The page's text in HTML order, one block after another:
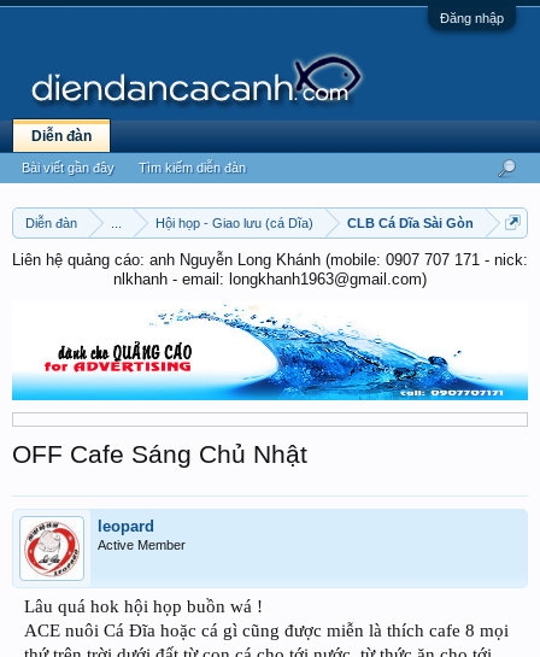
Đăng nhập
Diễn đàn Hội họp - Giao lưu (cá Dĩa) CLB Cá Dĩa Sài Gòn
Liên hệ quảng cáo: anh Nguyễn Long Khánh (mobile: 0907 707 171 - nick:
nlkhanh - email: longkhanh1963@gmail.com)
OFF Cafe Sáng Chủ Nhật
leopard
Active Member
Lâu quá hok hội họp buồn wá !
ACE nuôi Cá Đĩa hoặc cá gì cũng được miễn là thích cafe 8 mọi
Diễn đàn
Bài viết gần đây Tìm kiếm diễn đàn